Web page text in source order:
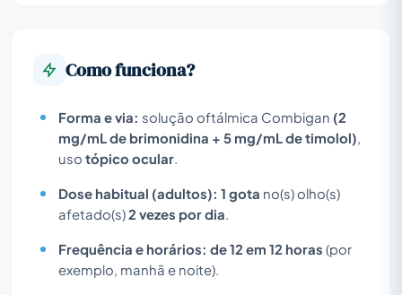
Como funciona?
Forma e via: solução oftálmica Combigan (2
mg/mL de brimonidina + 5 mg/mL de timolol)
uso tópico ocular
Dose habitual (adultos): 1 gota no(s) olho(s)
afetado(s)2 vezes por dia
Frequência e horários: de 12 em 12 horas (por
exemplo, manhã e noite).